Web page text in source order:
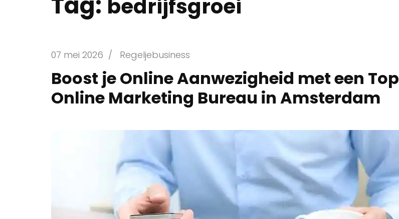
bedrijfsgroei
07 mei 2026 / Regeljebusiness
Boost je Online Aanwezigheid met een Top
Online Marketing Bureau in Amsterdam